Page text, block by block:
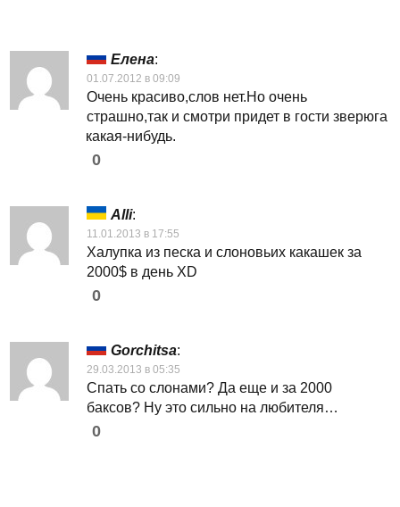
Елена:
01.07.2012 в 09:09
Очень красиво,слов нет.Но очень
страшно,так и смотри придет в гости зверюга
какая-нибудь.
0
Alli:
11.01.2013 в 17:55
Халупка из песка и слоновьих какашек за
2000$ в день XD
0
Gorchitsa:
29.03.2013 в 05:35
Спать со слонами? Да еще и за 2000
баксов? Ну это сильно на любителя…
0